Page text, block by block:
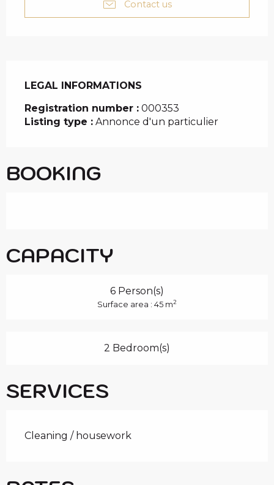
Contact us
LEGAL INFORMATIONS
LEGAL INFORMATIONS
Registration number : 000353
Listing type : Annonce d'un particulier
BOOKING
CAPACITY
6 Person(s)
Surface area : 45 m2
2 Bedroom(s)
SERVICES
Cleaning / housework